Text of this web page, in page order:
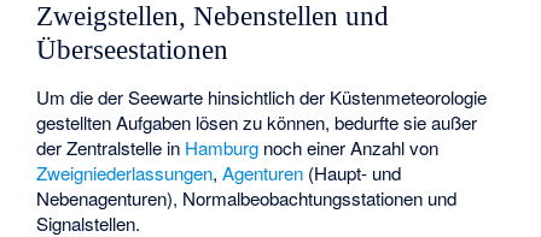
Zweigstellen, Nebenstellen und
Überseestationen
Um die der Seewarte hinsichtlich der Küstenmeteorologie
gestellten Aufgaben lösen zu können, bedurfte sie außer
der Zentralstelle in Hamburg noch einer Anzahl von
Zweigniederlassungen,Agenturen (Haupt- und
Nebenagenturen), Normalbeobachtungsstationen und
Signalstellen.